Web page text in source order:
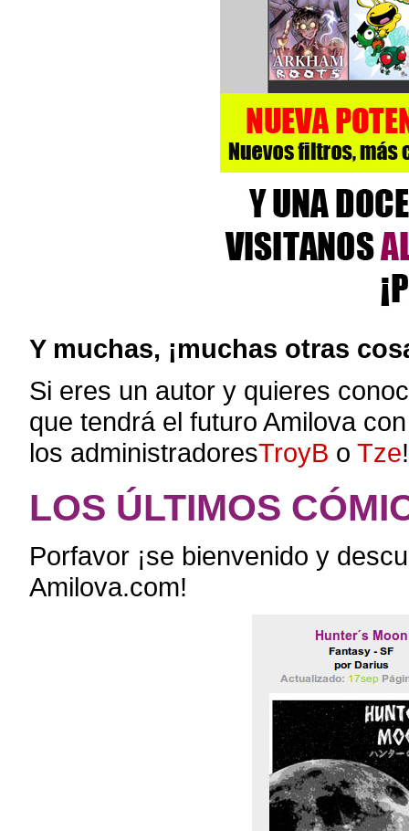
Y muchas, ¡muchas otras
Si eres un autor y quieres
que tendrá el futuro Amilova
los administradoresTroyB o Tze!
LOS ÚLTIMOS
Porfavor ¡se bienvenido y
Amilova.com!